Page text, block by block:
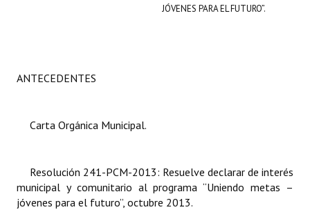
Digesto
DOCUMENTOS
JÓVENES PARA EL FUTURO”.
ANTECEDENTES
Carta Orgánica Municipal.
Resolución 241-PCM-2013: Resuelve declarar de interés
municipal y comunitario al programa “Uniendo metas –
jóvenes para el futuro”, octubre 2013.